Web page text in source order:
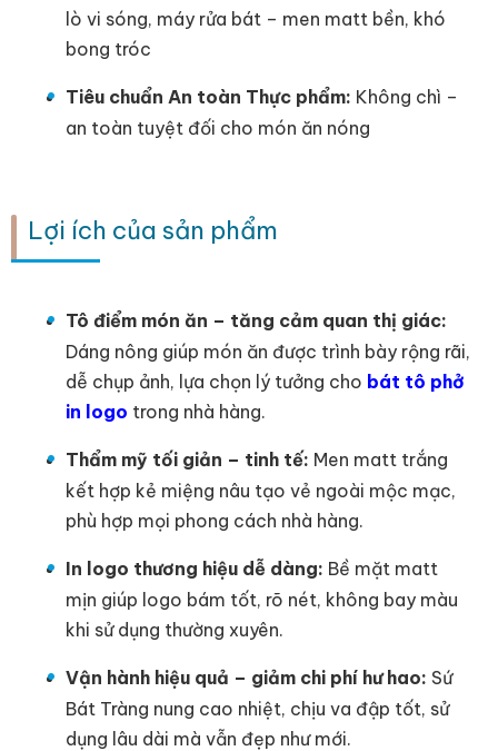
lò vi sóng, máy rửa bát – men matt bền, khó
bong tróc
Tiêu chuẩn An toàn Thực phẩm: Không chì –
an toàn tuyệt đối cho món ăn nóng
Lợi ích của sản phẩm
Tô điểm món ăn – tăng cảm quan thị giác:
Dáng nông giúp món ăn được trình bày rộng rãi,
dễ chụp ảnh, lựa chọn lý tưởng cho bát tô phở
in logo trong nhà hàng.
Thẩm mỹ tối giản – tinh tế: Men matt trắng
kết hợp kẻ miệng nâu tạo vẻ ngoài mộc mạc,
phù hợp mọi phong cách nhà hàng.
In logo thương hiệu dễ dàng: Bề mặt matt
mịn giúp logo bám tốt, rõ nét, không bay màu
khi sử dụng thường xuyên.
Vận hành hiệu quả – giảm chi phí hư hao: Sứ
Bát Tràng nung cao nhiệt, chịu va đập tốt, sử
dụng lâu dài mà vẫn đẹp như mới.